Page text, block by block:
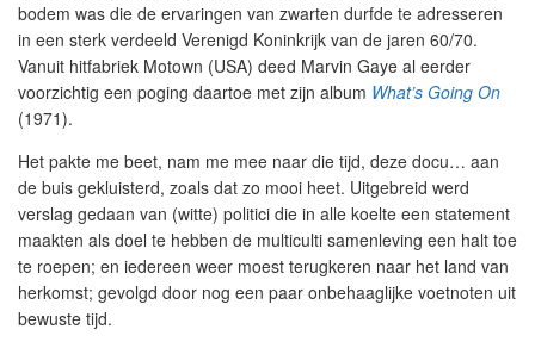
bodem was die de ervaringen van zwarten durfde te adresseren
in een sterk verdeeld Verenigd Koninkrijk van de jaren 60/70.
Vanuit hitfabriek Motown (USA) deed Marvin Gaye al eerder
voorzichtig een poging daartoe met zijn album What’s Going On
(1971).
Het pakte me beet, nam me mee naar die tijd, deze docu… aan
de buis gekluisterd, zoals dat zo mooi heet. Uitgebreid werd
verslag gedaan van (witte) politici die in alle koelte een statement
maakten als doel te hebben de multiculti samenleving een halt toe
te roepen; en iedereen weer moest terugkeren naar het land van
herkomst; gevolgd door nog een paar onbehaaglijke voetnoten uit
bewuste tijd.